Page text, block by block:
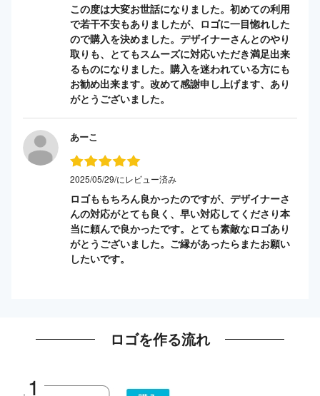
この度は大変お世話になりました。初めての利用
で若干不安もありましたが、ロゴに一目惚れした
ので購入を決めました。デザイナーさんとのやり
取りも、とてもスムーズに対応いただき満足出来
るものになりました。購入を迷われている方にも
お勧め出来ます。改めて感謝申し上げます、あり
がとうございました。
あーこ
2025/05/29/にレビュー済み
ロゴももちろん良かったのですが、デザイナーさ
んの対応がとても良く、早い対応してくださり本
当に頼んで良かったです。とても素敵なロゴあり
がとうございました。ご縁があったらまたお願い
したいです。
ロゴを作る流れ